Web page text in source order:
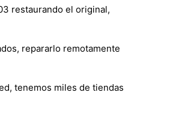
restaurando el original,
repararlo remotamente
tenemos miles de tiendas